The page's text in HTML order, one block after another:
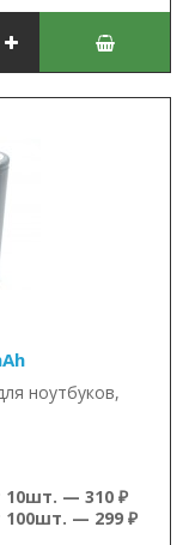
ноутбуков,
10шт. — 310 ₽
100шт. — 299 ₽